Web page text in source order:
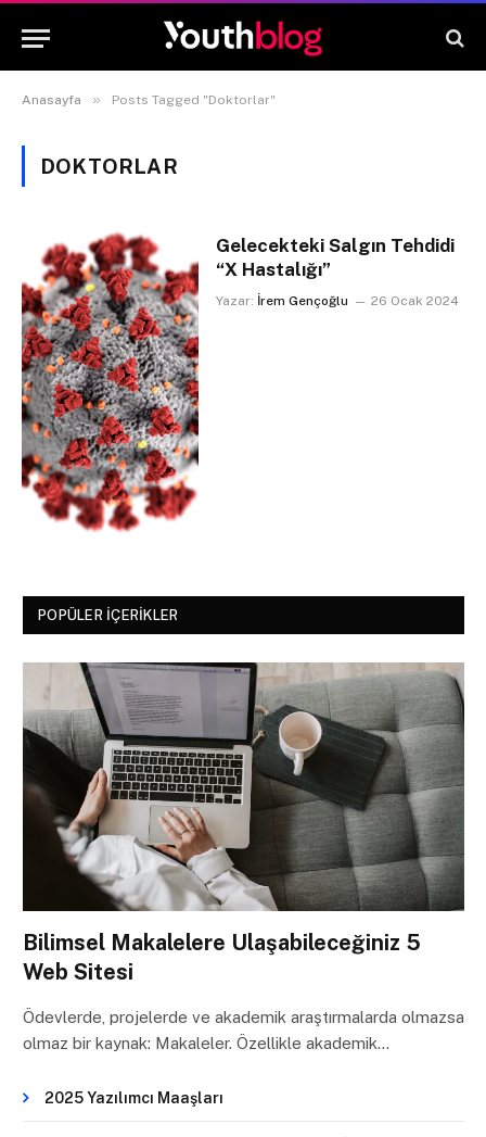
Anasayfa » Posts Tagged "Doktorlar"
DOKTORLAR
Gelecekteki Salgın Tehdidi
“X Hastalığı”
Yazar: İrem Gençoğlu 26 Ocak 2024
POPÜLER İÇERIKLER
Bilimsel Makalelere Ulaşabileceğiniz 5
Web Sitesi
Ödevlerde, projelerde ve akademik araştırmalarda olmazsa
olmaz bir kaynak: Makaleler. Özellikle akademik…
2025 Yazılımcı Maaşları